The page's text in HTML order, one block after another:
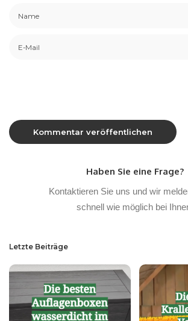
Haben Sie eine Frage?
Kontaktieren Sie uns und wir
schnell wie möglich bei
Letzte Beiträge